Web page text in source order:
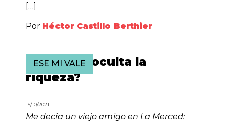
[…]
Por Héctor Castillo Berthier
ESE MI VALE
¿Cómo se oculta la
riqueza?
15/10/2021
Me decía un viejo amigo en La Merced: